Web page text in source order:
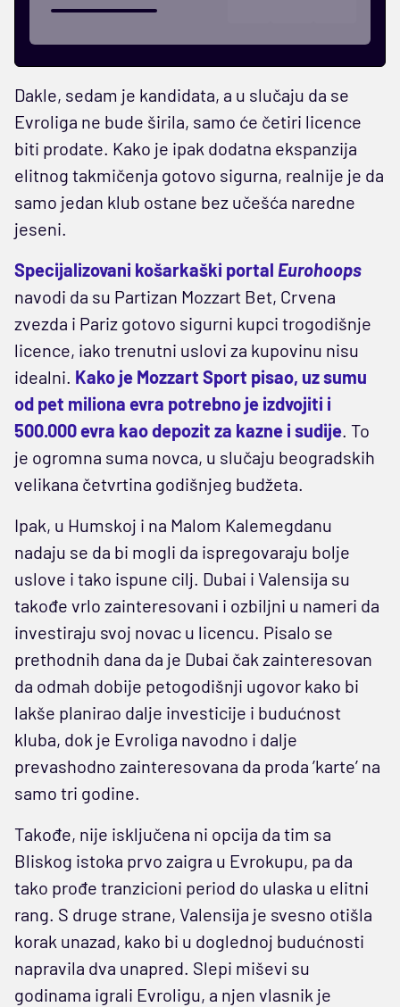
Dakle, sedam je kandidata, a u slučaju da se
Evroliga ne bude širila, samo će četiri licence
biti prodate. Kako je ipak dodatna ekspanzija
elitnog takmičenja gotovo sigurna, realnije je da
samo jedan klub ostane bez učešća naredne
jeseni.
Specijalizovani košarkaški portal Eurohoops
navodi da su Partizan Mozzart Bet, Crvena
zvezda i Pariz gotovo sigurni kupci trogodišnje
licence, iako trenutni uslovi za kupovinu nisu
idealni. Kako je Mozzart Sport pisao, uz sumu
od pet miliona evra potrebno je izdvojiti i
500.000 evra kao depozit za kazne i sudije. To
je ogromna suma novca, u slučaju beogradskih
velikana četvrtina godišnjeg budžeta.
Ipak, u Humskoj i na Malom Kalemegdanu
nadaju se da bi mogli da ispregovaraju bolje
uslove i tako ispune cilj. Dubai i Valensija su
takođe vrlo zainteresovani i ozbiljni u nameri da
investiraju svoj novac u licencu. Pisalo se
prethodnih dana da je Dubai čak zainteresovan
da odmah dobije petogodišnji ugovor kako bi
lakše planirao dalje investicije i budućnost
kluba, dok je Evroliga navodno i dalje
prevashodno zainteresovana da proda ’karte’ na
samo tri godine.
Takođe, nije isključena ni opcija da tim sa
Bliskog istoka prvo zaigra u Evrokupu, pa da
tako prođe tranzicioni period do ulaska u elitni
rang. S druge strane, Valensija je svesno otišla
korak unazad, kako bi u doglednoj budućnosti
napravila dva unapred. Slepi miševi su
godinama igrali Evroligu, a njen vlasnik je